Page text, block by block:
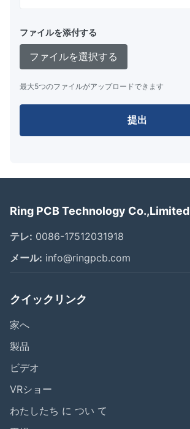
ファイルを添付する
ファイルを選択する
最大5つのファイルがアップロードできます
提出
Ring PCB Technology Co.,Limited
テレ: 0086-17512031918
メール: info@ringpcb.com
クイックリンク
家へ
製品
ビデオ
VRショー
わたしたち に つい て